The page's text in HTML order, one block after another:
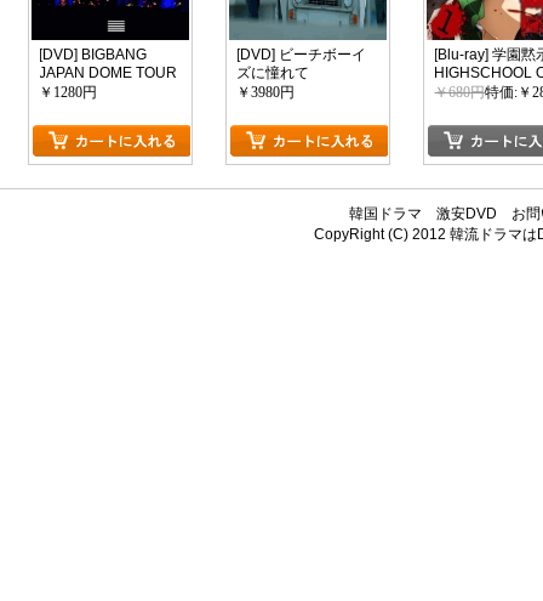
[DVD] BIGBANG
JAPAN DOME TOUR
2017 -LAST DANCE-
￥1280円
[DVD] ビーチボーイ
ズに憧れて
￥3980円
[Blu-ray] 学園黙
HIGHSCHOOL
THE DEAD 1
￥680円特価:￥
韓国ドラマ 激安DVD
お
CopyRight (C) 2012韓流ドラマは